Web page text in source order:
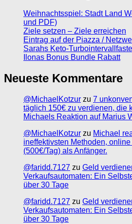
Weihnachtsspiel: Stadt Land
und PDF)
Ziele setzen – Ziele erreichen
Eintrag auf der Piazza /
Sarahs Keto-
Ilonas Bonus Bundle Rabatt
Neueste Kommentare
@MichaelKotzur zu 7
täglich 150€ zu verdienen, die
Michaels Reaktion auf Marius
@MichaelKotzur zu Michael
ineffektivsten Methoden,
(500€/Tag) als Anfänger.
@faridd.7127 zu Geld
Verkaufsautomaten: Ein
über 30 Tage
@faridd.7127 zu Geld
Verkaufsautomaten: Ein
über 30 Tage